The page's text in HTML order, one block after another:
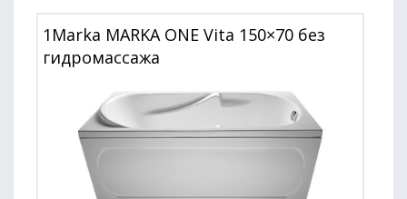
1Marka MARKA ONE Vita 150×70 без
гидромассажа